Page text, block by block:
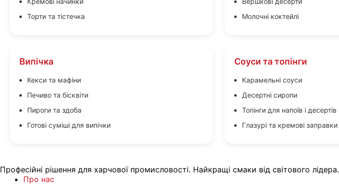
Торти та тістечка
Молочні коктейлі
Випічка
Кекси та мафіни
Печиво та бісквіти
Пироги та здоба
Готові суміші для випічки
Соуси та топінги
Карамельні соуси
Десертні сиропи
Топінги для напоїв і десертів
Глазурі та кремові заправки
Професійні рішення для харчової промисловості. Найкращі смаки від світового лідера.
Про нас